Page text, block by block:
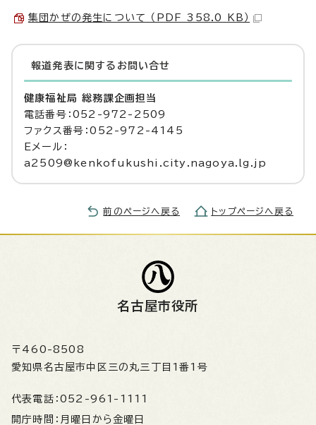
集団かぜの発生について （PDF 358.0 KB）
報道発表に関するお問い合せ
健康福祉局 総務課企画担当
電話番号：052-972-2509
ファクス番号：052-972-4145
Eメール：
a2509@kenkofukushi.city.nagoya.lg.jp
前のページへ戻る トップページへ戻る
名古屋市役所
〒460-8508
愛知県名古屋市中区三の丸三丁目1番1号
代表電話： 052-961-1111
開庁時間： 月曜日から金曜日